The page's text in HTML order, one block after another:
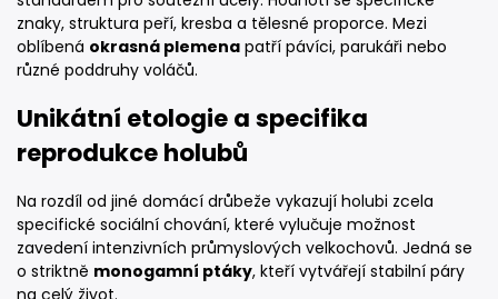
znaky, struktura peří, kresba a tělesné proporce. Mezi
oblíbená okrasná plemena patří pávíci, parukáři nebo
různé poddruhy voláčů.
Unikátní etologie a specifika
reprodukce holubů
Na rozdíl od jiné domácí drůbeže vykazují holubi zcela
specifické sociální chování, které vylučuje možnost
zavedení intenzivních průmyslových velkochovů. Jedná se
o striktně monogamní ptáky, kteří vytvářejí stabilní páry
na celý život.